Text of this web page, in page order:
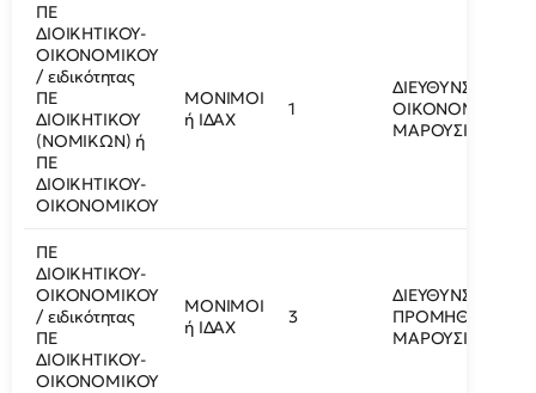
ΠΕ
ΔΙΟΙΚΗΤΙΚΟΥ-
ΟΙΚΟΝΟΜΙΚΟΥ
/ ειδικότητας
ΠΕ
ΔΙΟΙΚΗΤΙΚΟΥ
(ΝΟΜΙΚΩΝ) ή
ΠΕ
ΔΙΟΙΚΗΤΙΚΟΥ-
ΟΙΚΟΝΟΜΙΚΟΥ
ΜΟΝΙΜΟΙ
ή ΙΔΑΧ
1
ΔΙΕΥΘΥΝΣΗ
ΟΙΚΟΝΟΜΙΚΩΝ/
ΜΑΡΟΥΣΙ
ΠΕ
ΔΙΟΙΚΗΤΙΚΟΥ-
ΟΙΚΟΝΟΜΙΚΟΥ
/ ειδικότητας
ΠΕ
ΔΙΟΙΚΗΤΙΚΟΥ-
ΟΙΚΟΝΟΜΙΚΟΥ
ΜΟΝΙΜΟΙ
ή ΙΔΑΧ
3
ΔΙΕΥΘΥΝΣΗ
ΠΡΟΜΗΘΕΙΩΝ/
ΜΑΡΟΥΣΙ